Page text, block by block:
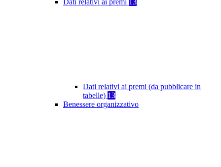
Dati relativi ai premi 13
Dati relativi ai premi (da pubblicare in
tabelle) 13
Benessere organizzativo